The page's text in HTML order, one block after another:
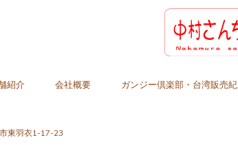
紹介 会社概要 ガンジー倶楽部・台湾販売紀
東羽衣1-17-23